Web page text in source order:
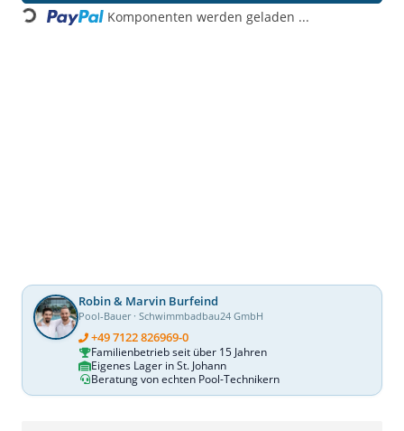
Loading... Komponenten werden geladen ...
Robin & Marvin Burfeind
Pool-Bauer · Schwimmbadbau24 GmbH
+49 7122 826969-0
Familienbetrieb seit über 15 Jahren
Eigenes Lager in St. Johann
Beratung von echten Pool-Technikern